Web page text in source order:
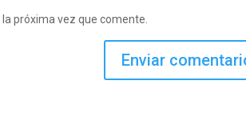
próxima vez que comente.